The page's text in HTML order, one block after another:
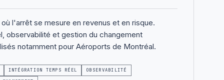
l'arrêt se mesure en revenus et en risque.
observabilité et gestion du changement
notamment pour Aéroports de Montréal.
INTÉGRATION TEMPS RÉEL
OBSERVABILITÉ